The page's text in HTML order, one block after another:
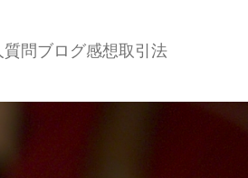
質問ブログ感想取引法